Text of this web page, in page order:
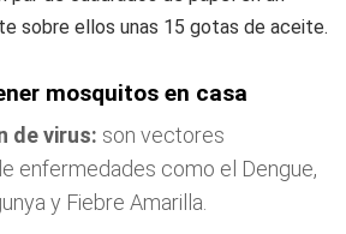
sobre ellos unas 15 gotas de aceite.
mosquitos en casa
de virus: son vectores
enfermedades como el Dengue,
y Fiebre Amarilla.